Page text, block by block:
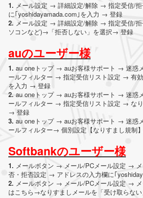
1. メール設定 → 詳細設定/解除 → 指定受信/
に｢yoshidayamada.com｣を入力 → 登録
2. メール設定 → 詳細設定/解除 → 指定受信/
ソコンなど)→「拒否しない」を選択→ 登録
auのユーザー様
1. au oneトップ → auお客様サポート → 迷惑
ールフィルター → 指定受信リスト設定 → 有
を入力 → 登録
2. au oneトップ → auお客様サポート → 迷惑
ールフィルター → 指定受信リスト設定 → な
→ 登録
3. au oneトップ → auお客様サポート → 迷惑
ールフィルター→ 個別設定【なりすまし規制
Softbankのユーザー様
1. メールボタン → メール/PCメール設定 →
否・拒否設定 → アドレスの入力欄に｢
2. メールボタン → メール/PCメール設定 →
はこちら→なりすましメールを「受け取らな